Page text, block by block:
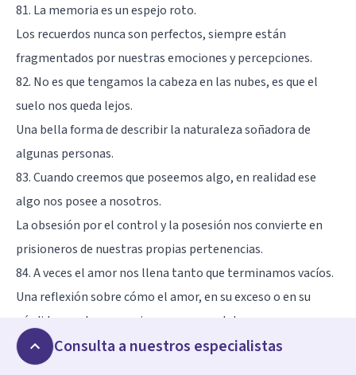
81. La memoria es un espejo roto.
Los recuerdos nunca son perfectos, siempre están
fragmentados por nuestras emociones y percepciones.
82. No es que tengamos la cabeza en las nubes, es que el
suelo nos queda lejos.
Una bella forma de describir la naturaleza soñadora de
algunas personas.
83. Cuando creemos que poseemos algo, en realidad ese
algo nos posee a nosotros.
La obsesión por el control y la posesión nos convierte en
prisioneros de nuestras propias pertenencias.
84. A veces el amor nos llena tanto que terminamos vacíos.
Una reflexión sobre cómo el amor, en su exceso o en su
pérdida, puede consumirnos por completo.
85. El problema de las mentiras es que terminamos
creyéndolas.
Consulta a nuestros especialistas